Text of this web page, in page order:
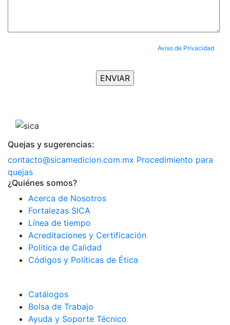
Aviso de Privacidad
Quejas y sugerencias:
contacto@sicamedicion.com.mx Procedimiento para
quejas
¿Quiénes somos?
Acerca de Nosotros
Fortalezas SICA
Línea de tiempo
Acreditaciones y Certificación
Política de Calidad
Códigos y Políticas de Ética
Catálogos
Bolsa de Trabajo
Ayuda y Soporte Técnico